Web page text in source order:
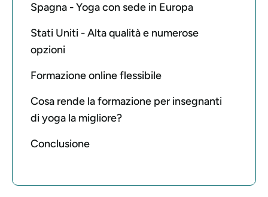
Spagna - Yoga con sede in Europa
Stati Uniti - Alta qualità e numerose
opzioni
Formazione online flessibile
Cosa rende la formazione per insegnanti
di yoga la migliore?
Conclusione